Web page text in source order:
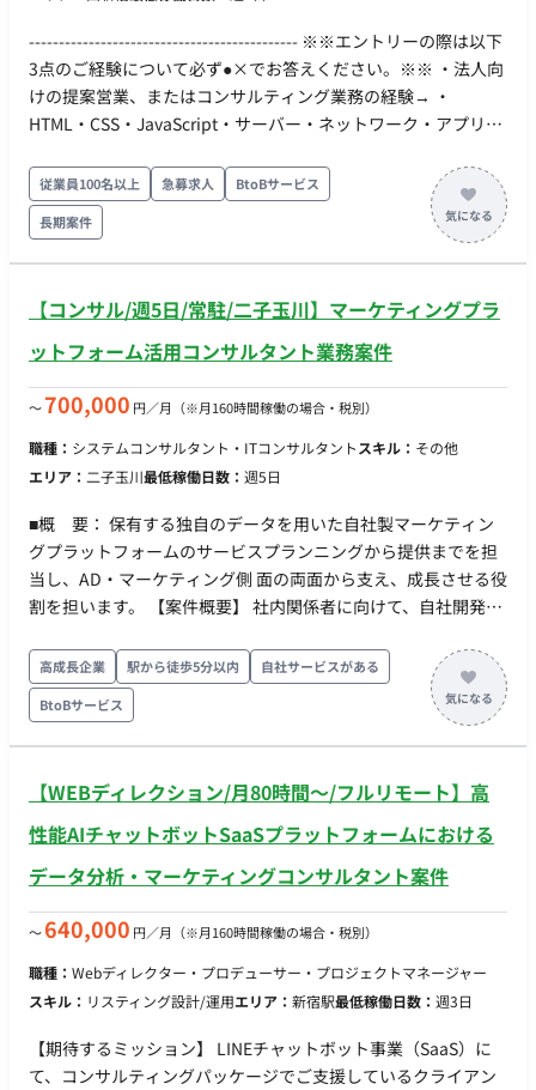
--------------------------------------------- ※※エントリーの際は以下
3点のご経験について必ず●×でお答えください。※※ ・法人向
けの提案営業、またはコンサルティング業務の経験→ ・
HTML・CSS・JavaScript・サーバー・ネットワーク・アプリケ
セキュリティガイドライン（OWASP等）に関する基礎知識→ --
------------------------------------------- ■業務内容 大手企業（特に上
場企業・金融機関など）の広報・IR・経営企画・Web担当部門
を対象とした、Webセキュリティに関するコンサルティング営
な業務内容 1.クライアントWebサイトの調査・課題整理・対策
方針設計 ・Webセキュリティ観点での課題整理 ・脆弱性診断結
応優先度や対策方針の策定支援 ・対策実施のための社内外の関
ビスの企画・提案 ・情報システム部門向けではなく広報・IR・
Web担当部門向けのWebサイトセキュリティ関連サービスの企
提案・打ち合わせ（訪問またはオンライン、週5件程度） 3.その
他付随する業務 ・議事録作成、進行管理、その他付随する事務
作業など ■使用ツール ・メール、Backlog、Slack、SharePoint
・Excel、PowerPoint ・OSはWindows ■条件・スケジュール ・
稼働日：平日週4日～5日 ・時間帯の指定：9時半～17時。1日
6.5時間が定時だが事情によっては5時間勤務も許容 ・基本的に
は出社勤務（丸の内線の西新宿駅直結ビル）ですが、希望に応
じてリモートワークを織り交ぜた勤務形態も可能です ■求める
経験 ・HTML・CSS・JavaScript・サーバー・ネットワーク・ア
断、セキュリティガイドライン（OWASP等）に関する基礎知識
■優遇条件 ・フロントエンド・バックエンド双方の自身での開
企業勤務またはそれらへのWebコンサル・開発経験
従業員100名以上 急募求人
BtoBサービス
長期案件
【コンサル/週5日/常駐/二子玉川】マーケティングプラ
ットフォーム活用コンサルタント業務案件
〜700,000 円／月 （※月160時間稼働の場合・税別）
職種： システムコンサルタント・ITコンサルタントスキル： その他
エリア： 二子玉川最低稼働日数： 週5日
■概 要： 保有する独自のデータを用いた自社製マーケティン
グプラットフォームのサービスプランニングから提供までを担
当し、AD・マーケティング側 面の両面から支え、成長させる役
割を担います。 【案件概要】 社内関係者に向けて、自社開発の
ネジメント／計測））の利活用を推進するコンサルタント業務
を担当していた だきます。 具体的には、Rグループ全体の80以
上のサービスに対し、マーケティング・広告 ビジネスの成長
を、上記システムを活用してコンサルティング・プロジェクト
高成長企業 駅から徒歩5分以内
自社サービスがある
BtoBサービス
【WEBディレクション/月80時間〜/フルリモート】高
性能AIチャットボットSaaSプラットフォームにおける
データ分析・マーケティングコンサルタント案件
〜640,000 円／月 （※月160時間稼働の場合・税別）
職種： Webディレクター・プロデューサー・プロジェクトマネージャー
スキル： リスティング設計/運用エリア： 新宿駅最低稼働日数： 週3日
【期待するミッション】 LINEチャットボット事業（SaaS）に
て、コンサルティングパッケージでご支援しているクライアン